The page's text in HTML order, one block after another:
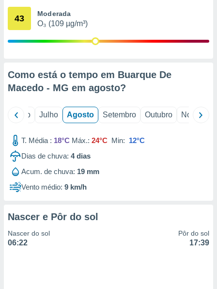
através
1199
43 Moderada
O₃ (109 µg/m³)
Como está o tempo em Buarque De
Macedo - MG em agosto?
Junho Julho Agosto Setembro Outubro Novembro
T. Média : 18°C Máx.: 24°C Min: 12°C
Dias de chuva: 4dias
Acum. de chuva: 19 mm
Vento médio: 9 km/h
Nascer e Pôr do sol
Nascer do sol
06:22
Pôr do sol
17:39